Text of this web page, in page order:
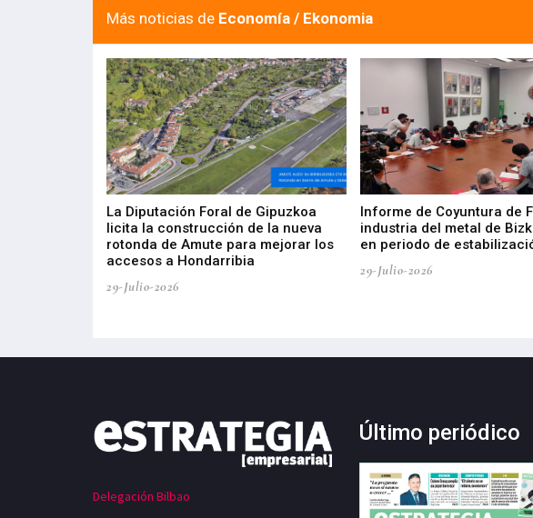
Más noticias de Economía / Ekonomia
La Diputación Foral de Gipuzkoa
licita la construcción de la nueva
rotonda de Amute para mejorar los
accesos a Hondarribia
29-Julio-2026
Informe de Coyuntura de
industria del metal de
en periodo de
29-Julio-2026
Delegación Bilbao
Último periódico